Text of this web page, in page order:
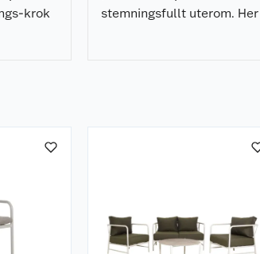
krok
stemningsfullt uterom. Her